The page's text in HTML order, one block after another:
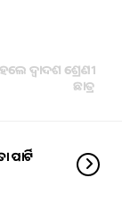
ଦ୍ୱାଦଶ ଶ୍ରେଣୀ
ଛାତ୍ର